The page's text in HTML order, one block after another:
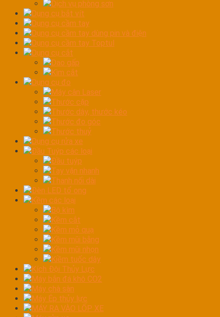
Dịch vụ phòng sơn
Dụng cụ bắt vít
Dụng cụ cầm tay
Dụng cụ cầm tay dùng pin và điện
Dụng cụ cầm tay Toptul
Dụng cụ cắt
Dao gấp
Kìm cắt
Dụng cụ đo
Máy cân Laser
Thước cặp
Thước dây, thước kéo
Thước đo góc
Thước thuỷ
Dụng cụ rửa xe
Đầu Tuýp các loại
Đầu tuýp
Tay vặn nhanh
Thanh nối dài
Đèn LED tổ ong
Kềm các loại
Bộ kìm
Kềm cắt
Kềm mỏ quạ
Kềm mũi bằng
Kềm mũi nhọn
Kiềm tuốc dây
Kích Đội Thủy Lực
Máy bắn đá khô CO2
Máy chà sàn
Máy Ép thủy lực
MÁY RA VÀO LỐP XE